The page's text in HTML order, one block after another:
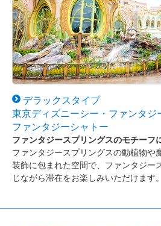
デラックスタイプ
東京ディズニーシー・ファンタ
ファンタジーシャトー
ファンタジースプリングスのモチーフ
ファンタジースプリングスの動植物や
装飾に包まれた空間で、ファンタジー
じながら滞在をお楽しみいただけます。